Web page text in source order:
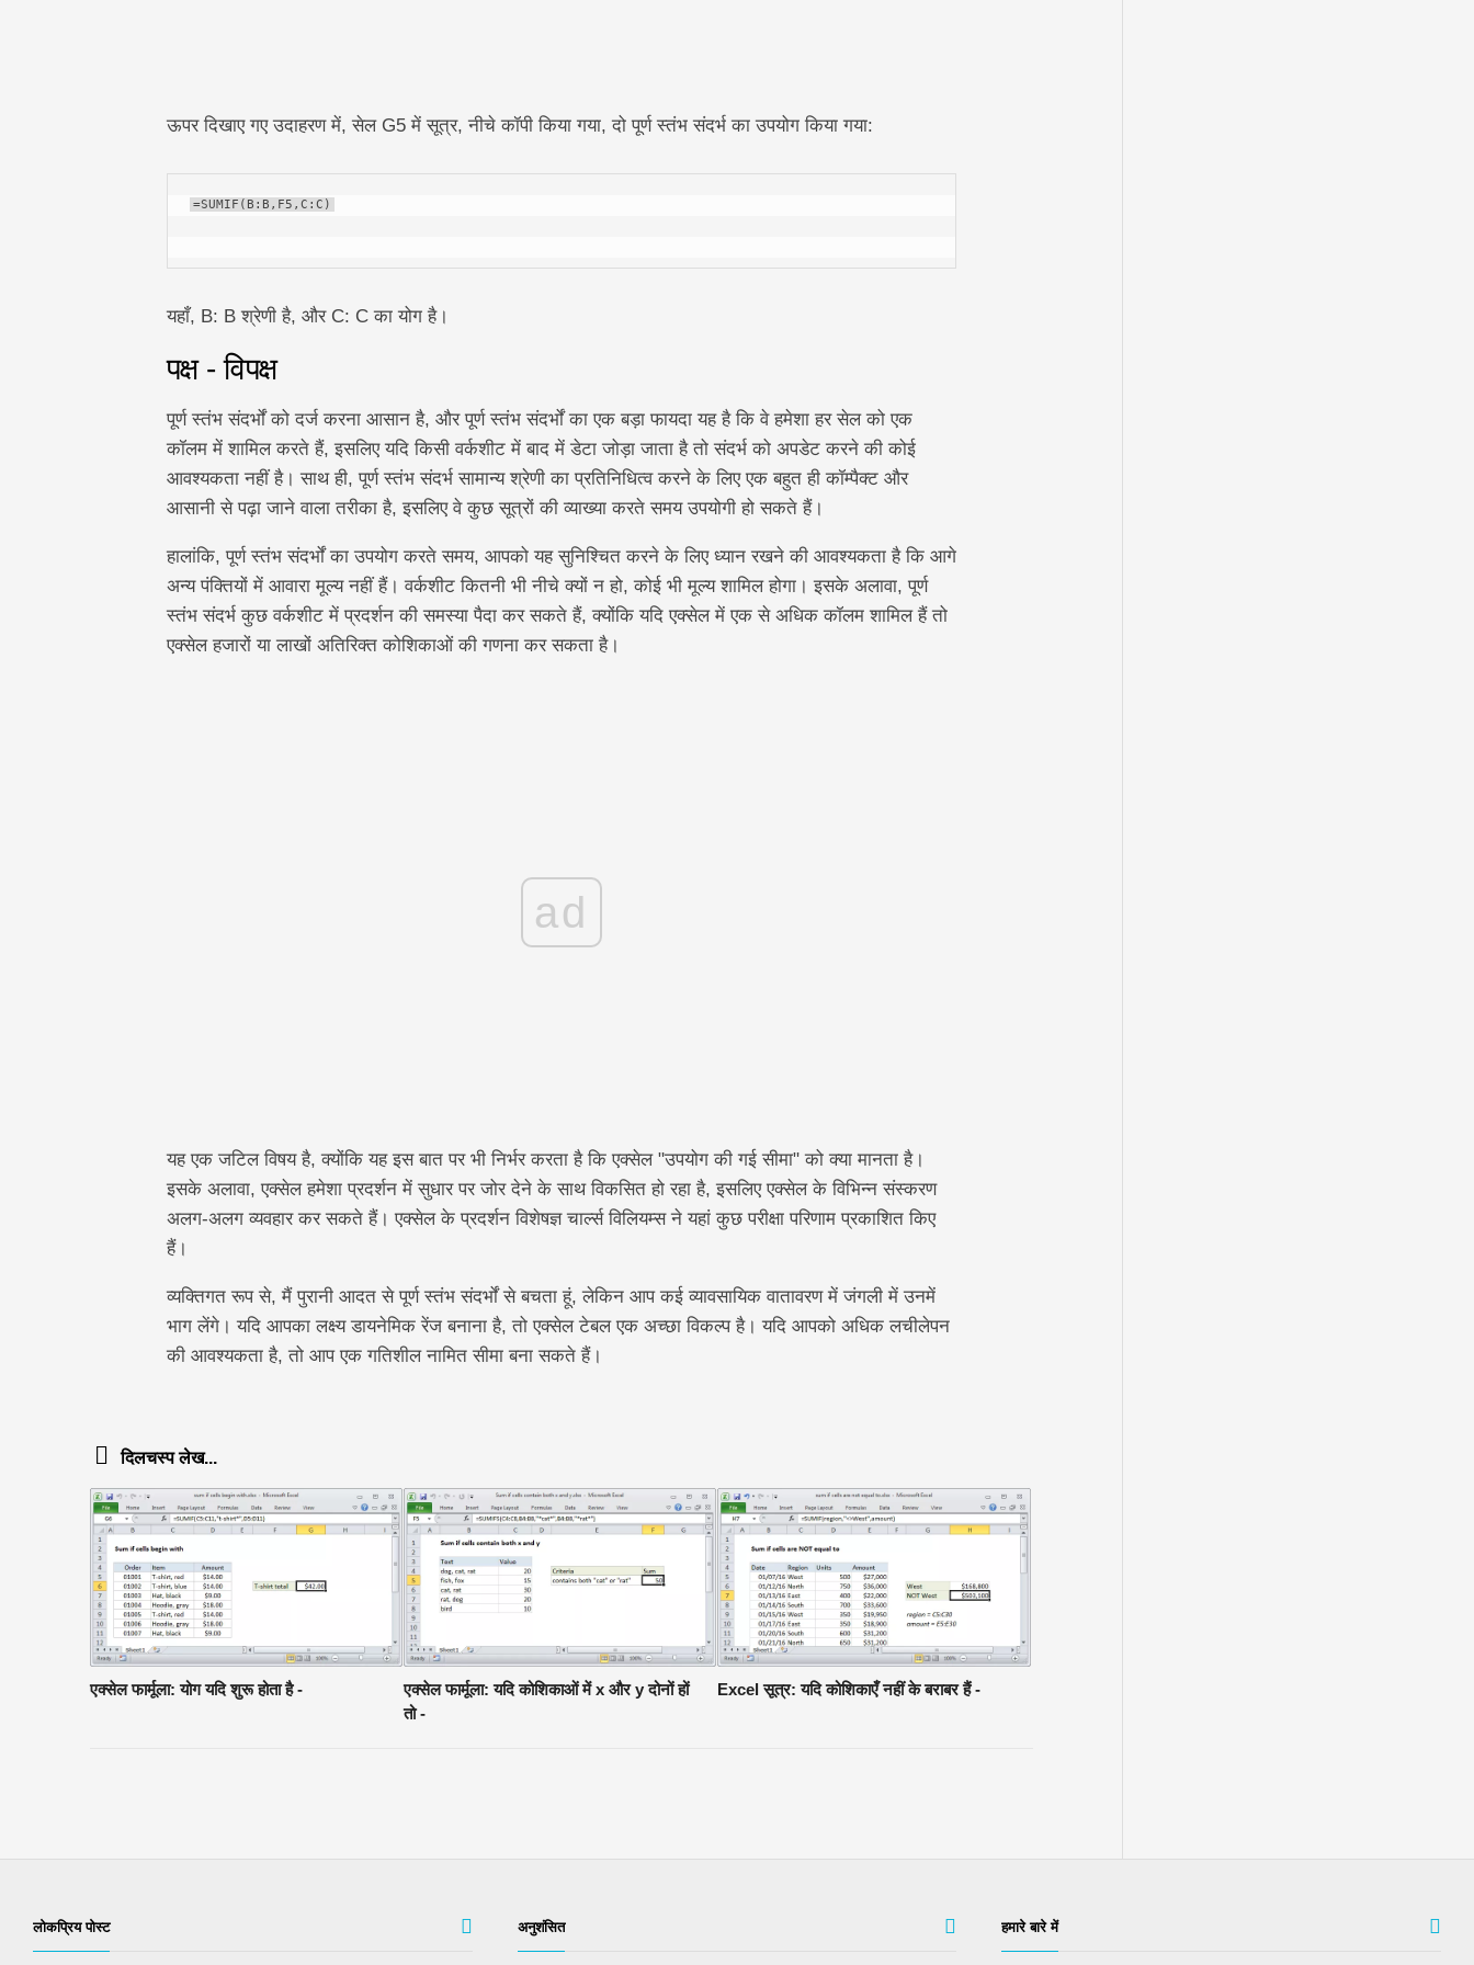
ऊपर दिखाए गए उदाहरण में, सेल G5 में सूत्र, नीचे कॉपी किया गया, दो पूर्ण स्तंभ संदर्भ का उपयोग किया गया:
=SUMIF(B:B,F5,C:C)
यहाँ, B: B श्रेणी है, और C: C का योग है।
पक्ष - विपक्ष
पूर्ण स्तंभ संदर्भों को दर्ज करना आसान है, और पूर्ण स्तंभ संदर्भों का एक बड़ा फायदा यह है कि वे हमेशा हर सेल को एक
कॉलम में शामिल करते हैं, इसलिए यदि किसी वर्कशीट में बाद में डेटा जोड़ा जाता है तो संदर्भ को अपडेट करने की कोई
आवश्यकता नहीं है। साथ ही, पूर्ण स्तंभ संदर्भ सामान्य श्रेणी का प्रतिनिधित्व करने के लिए एक बहुत ही कॉम्पैक्ट और
आसानी से पढ़ा जाने वाला तरीका है, इसलिए वे कुछ सूत्रों की व्याख्या करते समय उपयोगी हो सकते हैं।
हालांकि, पूर्ण स्तंभ संदर्भों का उपयोग करते समय, आपको यह सुनिश्चित करने के लिए ध्यान रखने की आवश्यकता है कि आगे
अन्य पंक्तियों में आवारा मूल्य नहीं हैं। वर्कशीट कितनी भी नीचे क्यों न हो, कोई भी मूल्य शामिल होगा। इसके अलावा, पूर्ण
स्तंभ संदर्भ कुछ वर्कशीट में प्रदर्शन की समस्या पैदा कर सकते हैं, क्योंकि यदि एक्सेल में एक से अधिक कॉलम शामिल हैं तो
एक्सेल हजारों या लाखों अतिरिक्त कोशिकाओं की गणना कर सकता है।
ad
यह एक जटिल विषय है, क्योंकि यह इस बात पर भी निर्भर करता है कि एक्सेल "उपयोग की गई सीमा" को क्या मानता है।
इसके अलावा, एक्सेल हमेशा प्रदर्शन में सुधार पर जोर देने के साथ विकसित हो रहा है, इसलिए एक्सेल के विभिन्न संस्करण
अलग-अलग व्यवहार कर सकते हैं। एक्सेल के प्रदर्शन विशेषज्ञ चार्ल्स विलियम्स ने यहां कुछ परीक्षा परिणाम प्रकाशित किए
हैं।
व्यक्तिगत रूप से, मैं पुरानी आदत से पूर्ण स्तंभ संदर्भों से बचता हूं, लेकिन आप कई व्यावसायिक वातावरण में जंगली में उनमें
भाग लेंगे। यदि आपका लक्ष्य डायनेमिक रेंज बनाना है, तो एक्सेल टेबल एक अच्छा विकल्प है। यदि आपको अधिक लचीलेपन
की आवश्यकता है, तो आप एक गतिशील नामित सीमा बना सकते हैं।
दिलचस्प लेख...
एक्सेल फार्मूला: योग यदि शुरू होता है -
एक्सेल फार्मूला: यदि कोशिकाओं में x और y दोनों हों
तो -
Excel सूत्र: यदि कोशिकाएँ नहीं के बराबर हैं -
लोकप्रिय पोस्ट अनुशंसित हमारे बारे में